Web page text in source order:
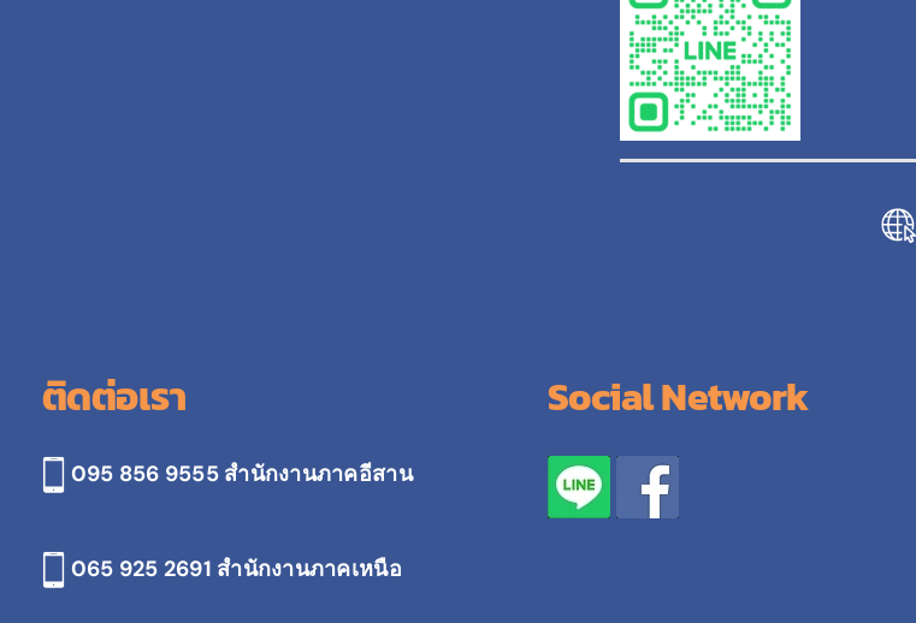
ติดต่อเรา
095 856 9555 สำนักงานภาคอีสาน
065 925 2691 สำนักงานภาคเหนือ
Social Network